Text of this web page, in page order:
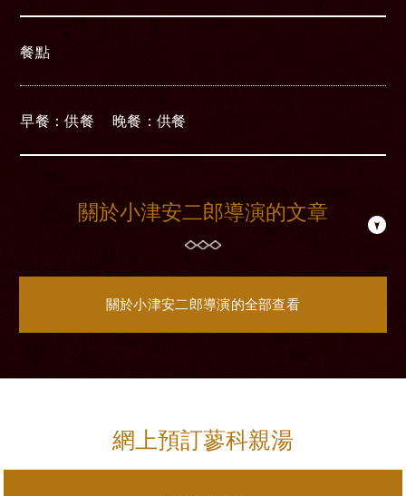
餐點
早餐 供餐 晚餐 供餐
關於小津安二郎導演的文章
關於小津安二郎導演的全部查看
網上預訂蓼科親湯